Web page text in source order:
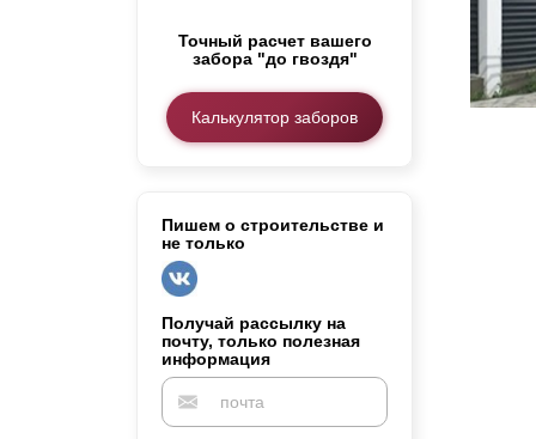
Элитные заборы для коттеджей
Забор на участок 10 соток
Заборы и ограждения для дома
Точный расчет вашего
забора "до гвоздя"
Калькулятор заборов
Пишем о строительстве и
не только
Получай рассылку на
почту, только полезная
информация